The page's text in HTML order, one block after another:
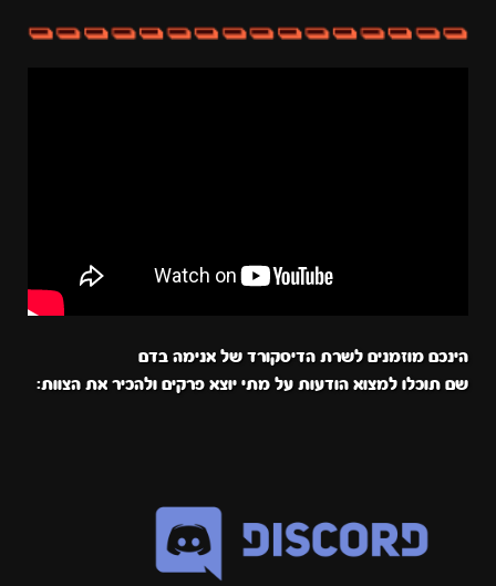
הינכם מוזמנים לשרת הדיסקורד של אנימה בדם
שם תוכלו למצוא הודעות על מתי יוצא פרקים ולהכיר את הצוות: